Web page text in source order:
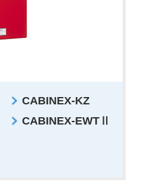
CABINEX-KZ
CABINEX-EWTⅡ